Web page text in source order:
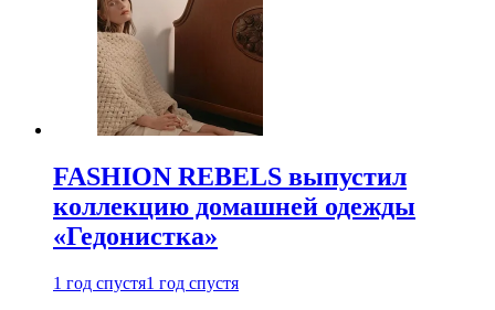
FASHION REBELS выпустил
коллекцию домашней одежды
«Гедонистка»
1 год спустя1 год спустя